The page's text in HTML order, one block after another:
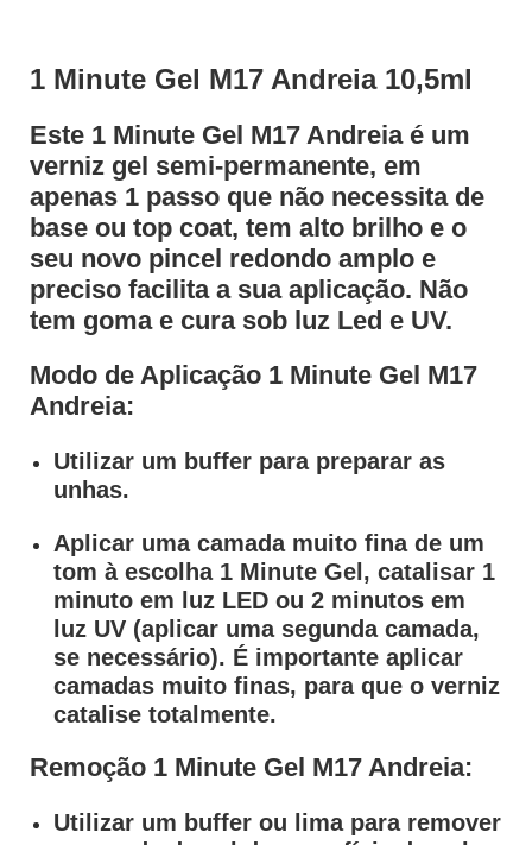
1 Minute Gel M17 Andreia 10,5ml
Este 1 Minute Gel M17 Andreia é um
verniz gel semi-permanente, em
apenas 1 passo que não necessita de
base ou top coat, tem alto brilho e o
seu novo pincel redondo amplo e
preciso facilita a sua aplicação. Não
tem goma e cura sob luz Led e UV.
Modo de Aplicação 1 Minute Gel M17
Andreia:
Utilizar um buffer para preparar as
unhas.
Aplicar uma camada muito fina de um
tom à escolha 1 Minute Gel, catalisar 1
minuto em luz LED ou 2 minutos em
luz UV (aplicar uma segunda camada,
se necessário). É importante aplicar
camadas muito finas, para que o verniz
catalise totalmente.
Remoção 1 Minute Gel M17 Andreia:
Utilizar um buffer ou lima para remover